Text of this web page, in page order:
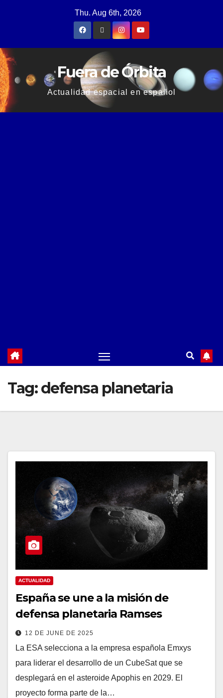
Thu. Aug 6th, 2026
Fuera de Órbita
Actualidad espacial en español
Tag:defensa planetaria
ACTUALIDAD
España se une a la misión de
defensa planetaria Ramses
12 DE JUNE DE 2025
La ESA selecciona a la empresa española Emxys
para liderar el desarrollo de un CubeSat que se
desplegará en el asteroide Apophis en 2029. El
proyecto forma parte de la…